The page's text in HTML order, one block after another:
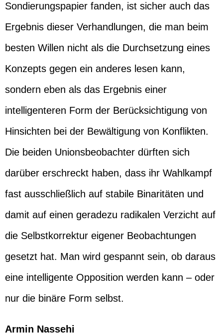
Sondierungspapier fanden, ist sicher auch das
Ergebnis dieser Verhandlungen, die man beim
besten Willen nicht als die Durchsetzung eines
Konzepts gegen ein anderes lesen kann,
sondern eben als das Ergebnis einer
intelligenteren Form der Berücksichtigung von
Hinsichten bei der Bewältigung von Konflikten.
Die beiden Unionsbeobachter dürften sich
darüber erschreckt haben, dass ihr Wahlkampf
fast ausschließlich auf stabile Binaritäten und
damit auf einen geradezu radikalen Verzicht auf
die Selbstkorrektur eigener Beobachtungen
gesetzt hat. Man wird gespannt sein, ob daraus
eine intelligente Opposition werden kann – oder
nur die binäre Form selbst.
Armin Nassehi